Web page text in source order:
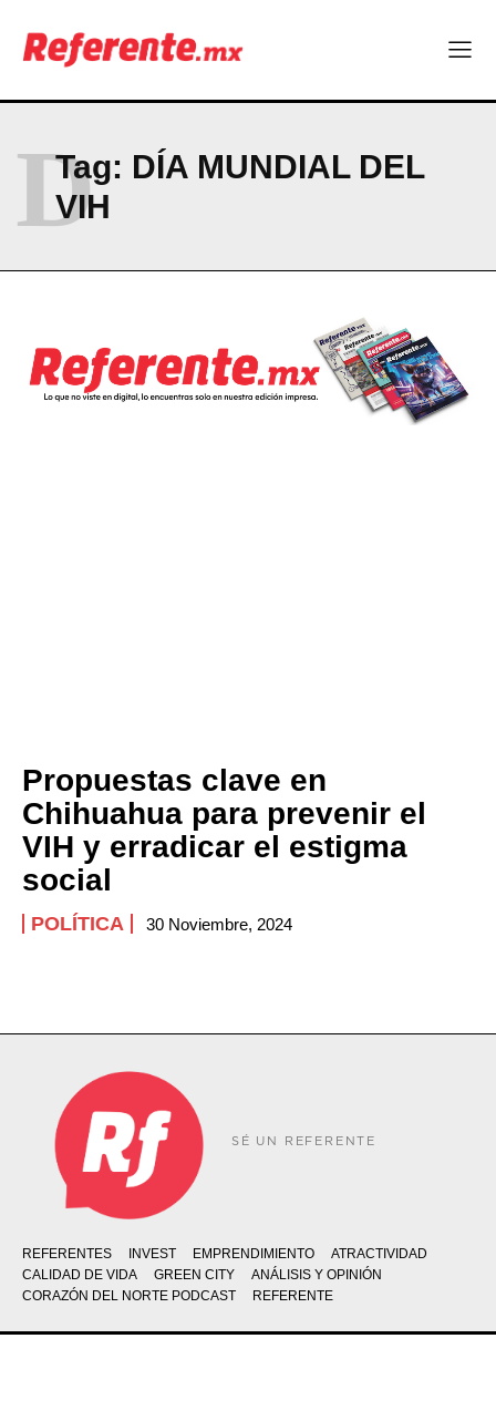
¿Y si el futuro industrial de Chihuahua estuviera en el aire?
partida
Company
CONTACT
NEWSLETTER
Tag: DÍA MUNDIAL DEL
VIH
D
Propuestas clave en
Chihuahua para prevenir el
VIH y erradicar el estigma
social
POLÍTICA 30 Noviembre, 2024
SÉ UN REFERENTE
REFERENTES INVEST EMPRENDIMIENTO
ATRACTIVIDAD
CALIDAD DE VIDA
GREEN CITY
ANÁLISIS Y OPINIÓN
CORAZÓN DEL NORTE PODCAST
REFERENTE